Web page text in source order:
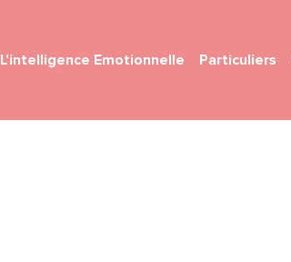
L’intelligence Emotionnelle Particuliers